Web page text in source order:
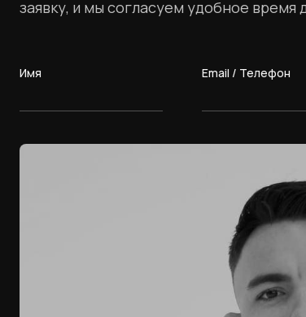
заявку, и мы согласуем удобное время
Имя Email / Телефон